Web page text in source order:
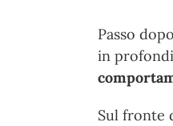
Passo
in
Sul fronte